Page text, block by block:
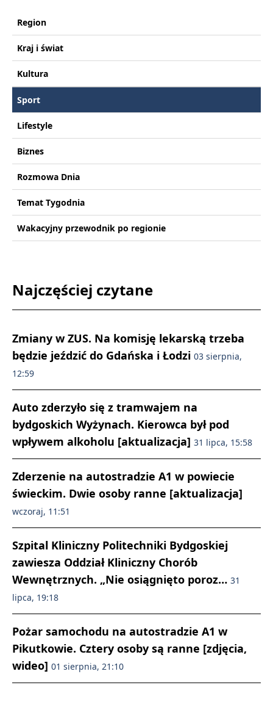
Region
Kraj i świat
Kultura
Sport
Lifestyle
Biznes
Rozmowa Dnia
Temat Tygodnia
Wakacyjny przewodnik po regionie
Najczęściej czytane
Zmiany w ZUS. Na komisję lekarską trzeba
będzie jeździć do Gdańska i Łodzi 03 sierpnia,
12:59
Auto zderzyło się z tramwajem na
bydgoskich Wyżynach. Kierowca był pod
wpływem alkoholu [aktualizacja] 31 lipca, 15:58
Zderzenie na autostradzie A1 w powiecie
świeckim. Dwie osoby ranne [aktualizacja]
wczoraj, 11:51
Szpital Kliniczny Politechniki Bydgoskiej
zawiesza Oddział Kliniczny Chorób
Wewnętrznych. „Nie osiągnięto poroz… 31
lipca, 19:18
Pożar samochodu na autostradzie A1 w
Pikutkowie. Cztery osoby są ranne [zdjęcia,
wideo] 01 sierpnia, 21:10